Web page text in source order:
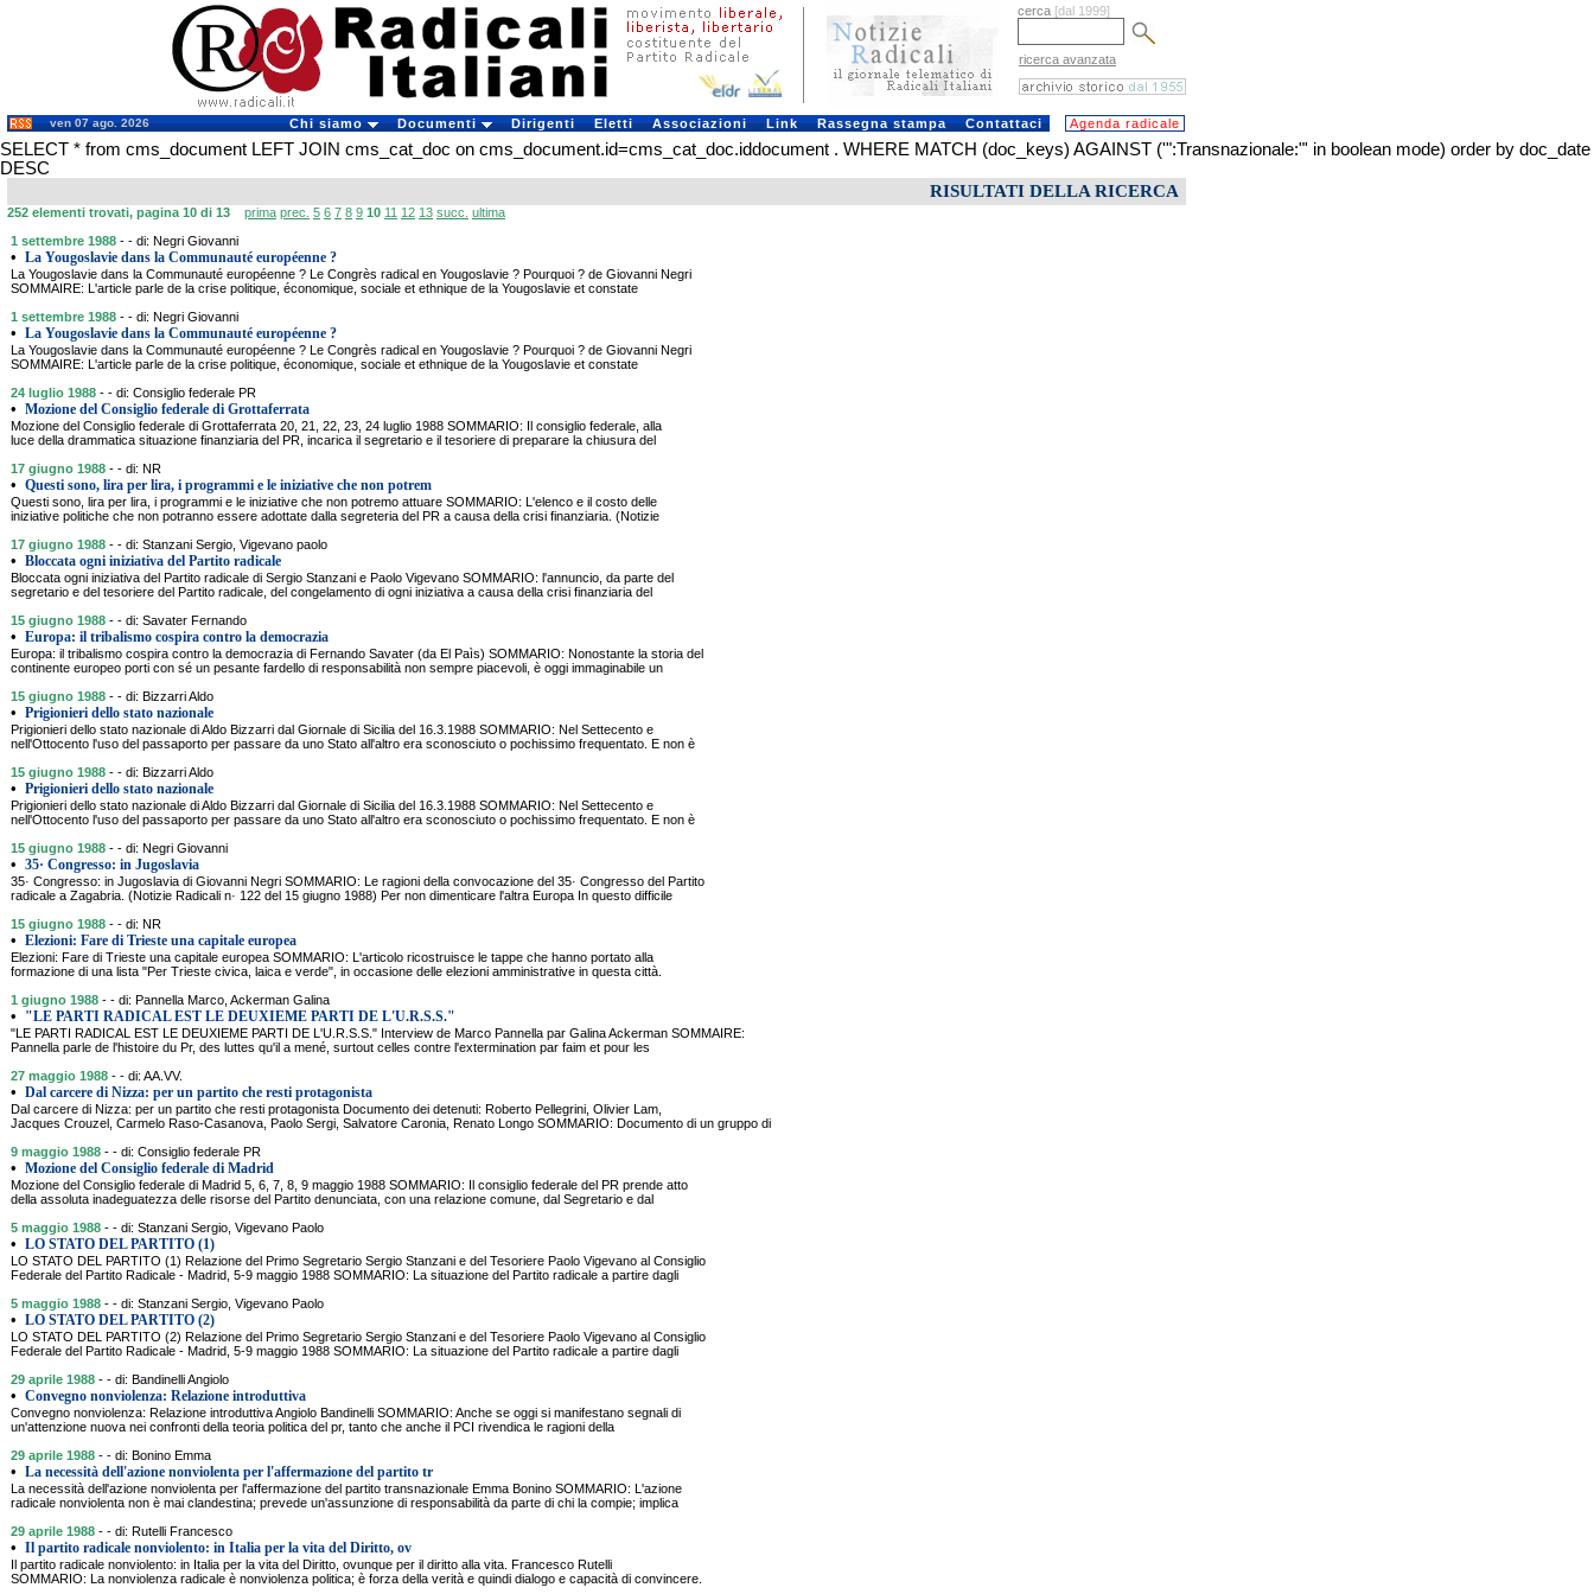
cerca [dal 1999]
ricerca avanzata
ven 07 ago. 2026 Chi siamo Documenti Dirigenti Eletti Associazioni Link Rassegna stampa Contattaci Agenda radicale
SELECT * from cms_document LEFT JOIN cms_cat_doc on cms_document.id=cms_cat_doc.iddocument . WHERE MATCH (doc_keys) AGAINST ('":Transnazionale:"' in boolean mode) order by doc_date
DESC
RISULTATI DELLA RICERCA
252 elementi trovati, pagina 10 di 13 prima prec. 5 6 7 8 9 10 11 12 13 succ. ultima
1 settembre 1988 - - di: Negri Giovanni
• La Yougoslavie dans la Communauté européenne ?
La Yougoslavie dans la Communauté européenne ? Le Congrès radical en Yougoslavie ? Pourquoi ? de Giovanni Negri
SOMMAIRE: L'article parle de la crise politique, économique, sociale et ethnique de la Yougoslavie et constate
1 settembre 1988 - - di: Negri Giovanni
• La Yougoslavie dans la Communauté européenne ?
La Yougoslavie dans la Communauté européenne ? Le Congrès radical en Yougoslavie ? Pourquoi ? de Giovanni Negri
SOMMAIRE: L'article parle de la crise politique, économique, sociale et ethnique de la Yougoslavie et constate
24 luglio 1988 - - di: Consiglio federale PR
• Mozione del Consiglio federale di Grottaferrata
Mozione del Consiglio federale di Grottaferrata 20, 21, 22, 23, 24 luglio 1988 SOMMARIO: Il consiglio federale, alla
luce della drammatica situazione finanziaria del PR, incarica il segretario e il tesoriere di preparare la chiusura del
17 giugno 1988 - - di: NR
• Questi sono, lira per lira, i programmi e le iniziative che non potrem
Questi sono, lira per lira, i programmi e le iniziative che non potremo attuare SOMMARIO: L'elenco e il costo delle
iniziative politiche che non potranno essere adottate dalla segreteria del PR a causa della crisi finanziaria. (Notizie
17 giugno 1988 - - di: Stanzani Sergio, Vigevano paolo
• Bloccata ogni iniziativa del Partito radicale
Bloccata ogni iniziativa del Partito radicale di Sergio Stanzani e Paolo Vigevano SOMMARIO: l'annuncio, da parte del
segretario e del tesoriere del Partito radicale, del congelamento di ogni iniziativa a causa della crisi finanziaria del
15 giugno 1988 - - di: Savater Fernando
• Europa: il tribalismo cospira contro la democrazia
Europa: il tribalismo cospira contro la democrazia di Fernando Savater (da El Paìs) SOMMARIO: Nonostante la storia del
continente europeo porti con sé un pesante fardello di responsabilità non sempre piacevoli, è oggi immaginabile un
15 giugno 1988 - - di: Bizzarri Aldo
• Prigionieri dello stato nazionale
Prigionieri dello stato nazionale di Aldo Bizzarri dal Giornale di Sicilia del 16.3.1988 SOMMARIO: Nel Settecento e
nell'Ottocento l'uso del passaporto per passare da uno Stato all'altro era sconosciuto o pochissimo frequentato. E non è
15 giugno 1988 - - di: Bizzarri Aldo
• Prigionieri dello stato nazionale
Prigionieri dello stato nazionale di Aldo Bizzarri dal Giornale di Sicilia del 16.3.1988 SOMMARIO: Nel Settecento e
nell'Ottocento l'uso del passaporto per passare da uno Stato all'altro era sconosciuto o pochissimo frequentato. E non è
15 giugno 1988 - - di: Negri Giovanni
• 35· Congresso: in Jugoslavia
35· Congresso: in Jugoslavia di Giovanni Negri SOMMARIO: Le ragioni della convocazione del 35· Congresso del Partito
radicale a Zagabria. (Notizie Radicali n· 122 del 15 giugno 1988) Per non dimenticare l'altra Europa In questo difficile
15 giugno 1988 - - di: NR
• Elezioni: Fare di Trieste una capitale europea
Elezioni: Fare di Trieste una capitale europea SOMMARIO: L'articolo ricostruisce le tappe che hanno portato alla
formazione di una lista "Per Trieste civica, laica e verde", in occasione delle elezioni amministrative in questa città.
1 giugno 1988 - - di: Pannella Marco, Ackerman Galina
• "LE PARTI RADICAL EST LE DEUXIEME PARTI DE L'U.R.S.S."
"LE PARTI RADICAL EST LE DEUXIEME PARTI DE L'U.R.S.S." Interview de Marco Pannella par Galina Ackerman SOMMAIRE:
Pannella parle de l'histoire du Pr, des luttes qu'il a mené, surtout celles contre l'extermination par faim et pour les
27 maggio 1988 - - di: AA.VV.
• Dal carcere di Nizza: per un partito che resti protagonista
Dal carcere di Nizza: per un partito che resti protagonista Documento dei detenuti: Roberto Pellegrini, Olivier Lam,
Jacques Crouzel, Carmelo Raso-Casanova, Paolo Sergi, Salvatore Caronia, Renato Longo SOMMARIO: Documento di un gruppo di
9 maggio 1988 - - di: Consiglio federale PR
• Mozione del Consiglio federale di Madrid
Mozione del Consiglio federale di Madrid 5, 6, 7, 8, 9 maggio 1988 SOMMARIO: Il consiglio federale del PR prende atto
della assoluta inadeguatezza delle risorse del Partito denunciata, con una relazione comune, dal Segretario e dal
5 maggio 1988 - - di: Stanzani Sergio, Vigevano Paolo
• LO STATO DEL PARTITO (1)
LO STATO DEL PARTITO (1) Relazione del Primo Segretario Sergio Stanzani e del Tesoriere Paolo Vigevano al Consiglio
Federale del Partito Radicale - Madrid, 5-9 maggio 1988 SOMMARIO: La situazione del Partito radicale a partire dagli
5 maggio 1988 - - di: Stanzani Sergio, Vigevano Paolo
• LO STATO DEL PARTITO (2)
LO STATO DEL PARTITO (2) Relazione del Primo Segretario Sergio Stanzani e del Tesoriere Paolo Vigevano al Consiglio
Federale del Partito Radicale - Madrid, 5-9 maggio 1988 SOMMARIO: La situazione del Partito radicale a partire dagli
29 aprile 1988 - - di: Bandinelli Angiolo
• Convegno nonviolenza: Relazione introduttiva
Convegno nonviolenza: Relazione introduttiva Angiolo Bandinelli SOMMARIO: Anche se oggi si manifestano segnali di
un'attenzione nuova nei confronti della teoria politica del pr, tanto che anche il PCI rivendica le ragioni della
29 aprile 1988 - - di: Bonino Emma
• La necessità dell'azione nonviolenta per l'affermazione del partito tr
La necessità dell'azione nonviolenta per l'affermazione del partito transnazionale Emma Bonino SOMMARIO: L'azione
radicale nonviolenta non è mai clandestina; prevede un'assunzione di responsabilità da parte di chi la compie; implica
29 aprile 1988 - - di: Rutelli Francesco
• Il partito radicale nonviolento: in Italia per la vita del Diritto, ov
Il partito radicale nonviolento: in Italia per la vita del Diritto, ovunque per il diritto alla vita. Francesco Rutelli
SOMMARIO: La nonviolenza radicale è nonviolenza politica; è forza della verità e quindi dialogo e capacità di convincere.